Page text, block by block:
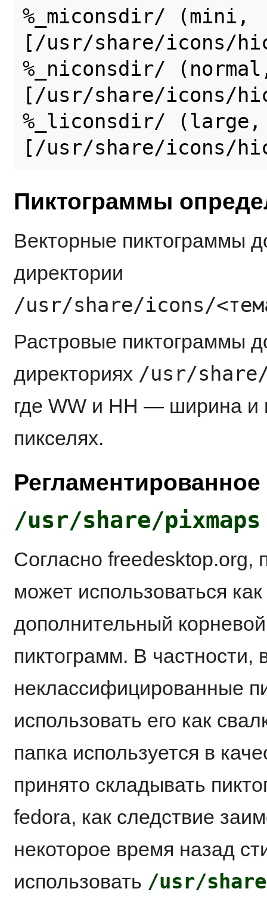
%_miconsdir/ (mini,
[/usr/share/icons/
%_niconsdir/
[/usr/share/icons/
%_liconsdir/ (large,
Пиктограммы
Векторные пиктограммы
директории
/usr/share/icons/
Растровые пиктограммы
директориях /usr/share/
где WW и HH — ширина и
пикселях.
/usr/share/pixmaps
Согласно freedesktop.org,
может использоваться
дополнительный
пиктограмм. В частности,
неклассифицированные
использовать его как
папка используется в
принято складывать
fedora, как следствие
некоторое время назад
использовать /usr/